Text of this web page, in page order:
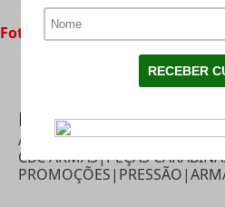
Foto meramente ilustrativa
Mais Categorias
ACESSÓRIOS CARABINAS|
CBC ARMAS|PEÇAS
PROMOÇÕES| PRESSÃO|